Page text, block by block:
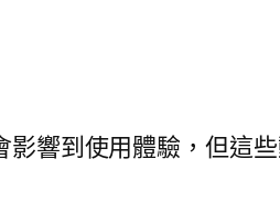
影響到使用體驗，但這